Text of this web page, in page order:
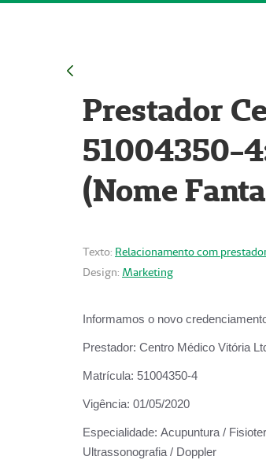
Prestador
51004350-
(Nome
Texto: Relacionamento com
Design: Marketing
Informamos o novo
Prestador: Centro Médico Vitória
Matrícula: 51004350-4
Vigência: 01/05/2020
Especialidade: Acupuntura /
Ultrassonografia / Doppler